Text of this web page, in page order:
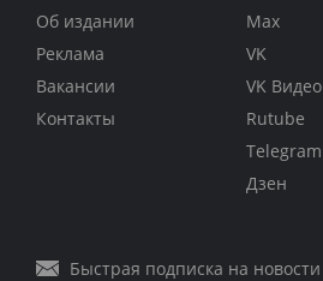
Об издании
Реклама
Вакансии
Контакты
Max
VK
VK Видео
Rutube
Telegram
Дзен
Быстрая подписка на новости